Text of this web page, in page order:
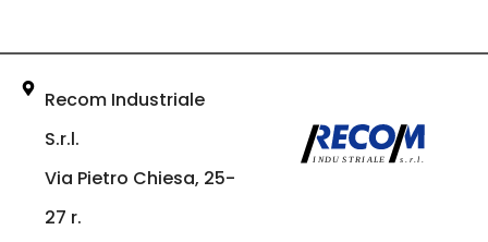
Recom Industriale
S.r.l.
Via Pietro Chiesa, 25-
27 r.